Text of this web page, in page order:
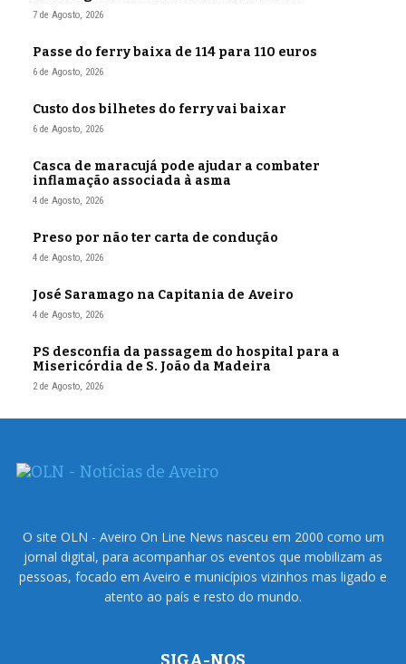
7 de Agosto, 2026
Passe do ferry baixa de 114 para 110 euros
6 de Agosto, 2026
Custo dos bilhetes do ferry vai baixar
6 de Agosto, 2026
Casca de maracujá pode ajudar a combater
inflamação associada à asma
4 de Agosto, 2026
Preso por não ter carta de condução
4 de Agosto, 2026
José Saramago na Capitania de Aveiro
4 de Agosto, 2026
PS desconfia da passagem do hospital para a
Misericórdia de S. João da Madeira
2 de Agosto, 2026
O site OLN - Aveiro On Line News nasceu em 2000 como um
jornal digital, para acompanhar os eventos que mobilizam as
pessoas, focado em Aveiro e municípios vizinhos mas ligado e
atento ao país e resto do mundo.